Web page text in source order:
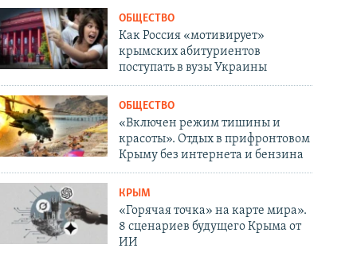
ОБЩЕСТВО
Как Россия «мотивирует»
крымских абитуриентов
поступать в вузы Украины
ОБЩЕСТВО
«Включен режим тишины и
красоты». Отдых в прифронтовом
Крыму без интернета и бензина
КРЫМ
«Горячая точка» на карте мира».
8 сценариев будущего Крыма от
ИИ